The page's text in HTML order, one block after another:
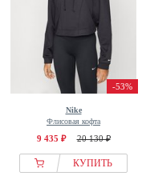
-53%
Nike
Флисовая кофта
9 435 ₽ 20 130 ₽
КУПИТЬ